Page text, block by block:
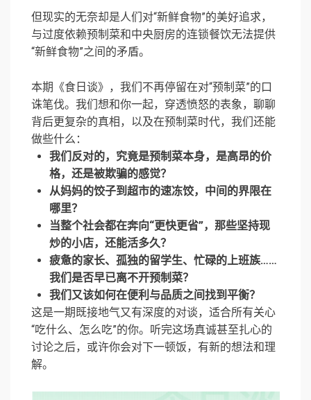
但现实的无奈却是人们对“新鲜食物”的美好追求，
与过度依赖预制菜和中央厨房的连锁餐饮无法提供
“新鲜食物”之间的矛盾。
本期《食日谈》，我们不再停留在对“预制菜”的口
诛笔伐。我们想和你一起，穿透愤怒的表象，聊聊
背后更复杂的真相，以及在预制菜时代，我们还能
做些什么：
我们反对的，究竟是预制菜本身，是高昂的价
格，还是被欺骗的感觉？
从妈妈的饺子到超市的速冻饺，中间的界限在
哪里？
当整个社会都在奔向“更快更省”，那些坚持现
炒的小店，还能活多久？
疲惫的家长、孤独的留学生、忙碌的上班族……
我们是否早已离不开预制菜？
我们又该如何在便利与品质之间找到平衡？
这是一期既接地气又有深度的对谈，适合所有关心
“吃什么、怎么吃”的你。听完这场真诚甚至扎心的
讨论之后，或许你会对下一顿饭，有新的想法和理
解。